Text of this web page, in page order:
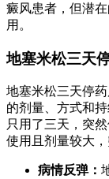
癜风患者，但潜
用。
地塞米松三天
地塞米松三天停
的剂量、方式和
只用了三天，突
使用且剂量较大
病情反弹：